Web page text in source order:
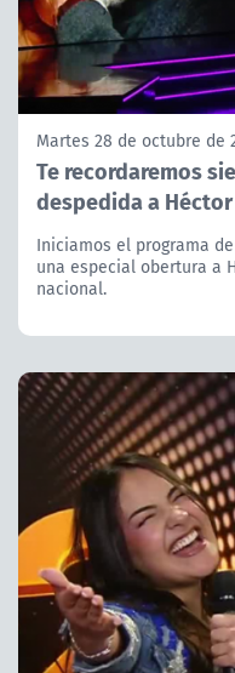
Martes 28 de octubre de
Te recordaremos
despedida a
Iniciamos el programa
una especial obertura a
nacional.